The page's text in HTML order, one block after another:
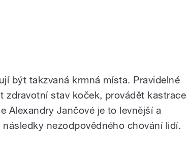
být takzvaná krmná místa. Pravidelné
zdravotní stav koček, provádět kastrace
Alexandry Jančové je to levnější a
nezodpovědného chování lidí.